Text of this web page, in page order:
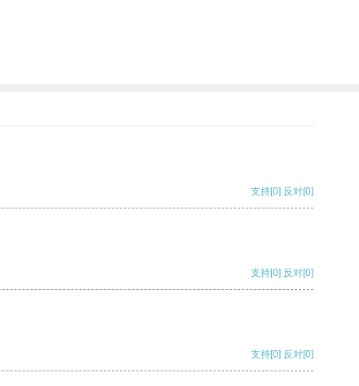
支持[0] 反对[0]
支持[0] 反对[0]
支持[0] 反对[0]